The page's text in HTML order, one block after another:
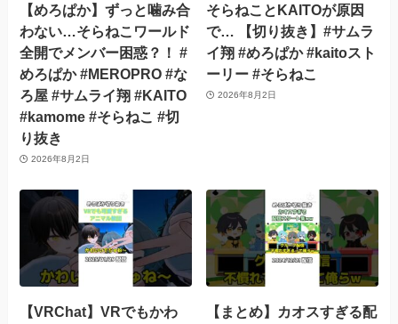
【めろぱか】ずっと噛み合
わない…そらねこワールド
全開でメンバー困惑？！ #
めろぱか #MEROPRO #な
ろ屋 #サムライ翔 #KAITO
#kamome #そらねこ #切
り抜き
2026年8月2日
そらねことKAITOが原因
で… 【切り抜き】#サムラ
イ翔 #めろぱか #kaitoスト
ーリー #そらねこ
2026年8月2日
【VRChat】VRでもかわ
【まとめ】カオスすぎる配